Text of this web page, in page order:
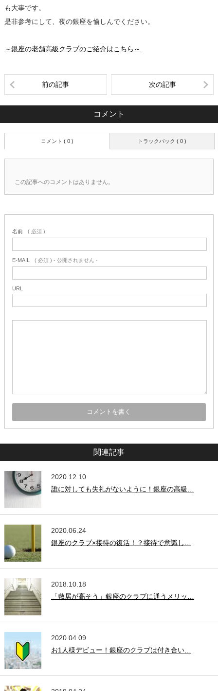
も大事です。
是非参考にして、夜の銀座を愉しんでください。
～銀座の老舗高級クラブのご紹介はこちら～
前の記事 次の記事
コメント
トラックバック ( 0 )
コメント ( 0 )
この記事へのコメントはありません。
名前 ( 必須 )
E-MAIL ( 必須 ) - 公開されません -
URL
関連記事
2020.12.10
誰に対しても失礼がないように！銀座の高級…
2020.06.24
銀座のクラブ×接待の復活！？接待で意識し…
2018.10.18
「敷居が高そう」銀座のクラブに通うメリッ…
2020.04.09
お1人様デビュー！銀座のクラブは付き合い…